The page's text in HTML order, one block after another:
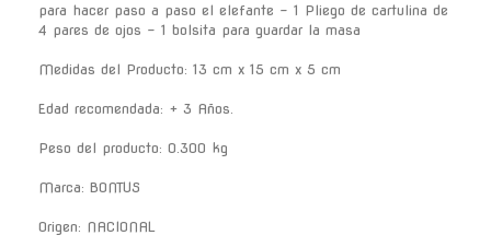
para hacer paso a paso el elefante - 1 Pliego de cartulina de
4 pares de ojos - 1 bolsita para guardar la masa
Medidas del Producto: 13 cm x 15 cm x 5 cm
Edad recomendada: + 3 Años.
Peso del producto: 0.300 kg
Marca: BONTUS
Origen: NACIONAL